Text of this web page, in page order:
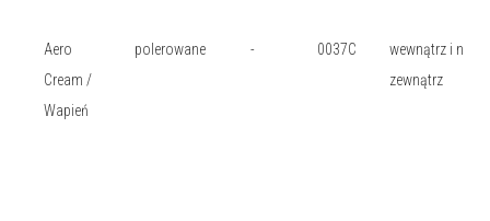
Aero
Cream /
Wapień
polerowane - 0037C
wewnątrz i na
zewnątrz